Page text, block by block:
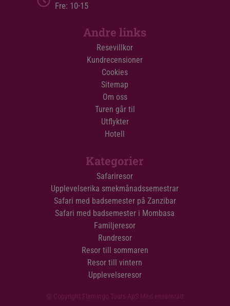
Fre: 10-15
Andre links
Resevillkor
Kundrecensioner
Cookies
Sitemap
Om oss
Turen går til
Utflykter
Hotell
Kategorier
Safariresor
Upplevelserika smekmånadssemestrar
Safari med badsemester på Zanzibar
Safari med badsemester i Mombasa
Familjeresor
Rundresor
Resor till sommaren
Resor till vintern
Upplevelseresor